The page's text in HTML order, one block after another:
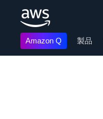
Amazon Q 製品